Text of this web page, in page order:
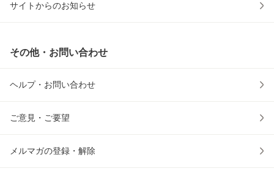
サイトからのお知らせ
その他・お問い合わせ
ヘルプ・お問い合わせ
ご意見・ご要望
メルマガの登録・解除